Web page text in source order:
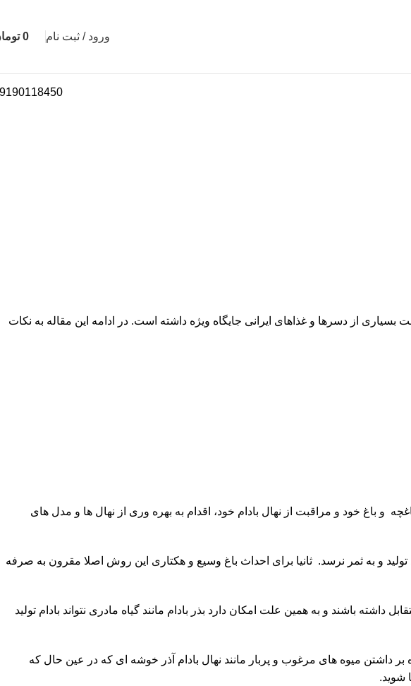
ورود / ثبت نام 0
از دسرها و غذاهای ایرانی جایگاه ویژه داشته است. در ادامه این مقاله به نکات
و باغ خود و مراقبت از نهال بادام خود، اقدام به بهره وری از نهال ها و مدل های
و به ثمر نرسد. ثانیا برای احداث باغ وسیع و هکتاری این روش اصلا مقرون به صرفه
باشند و به همین علت امکان دارد بذر بادام مانند گیاه مادری نتواند بادام تولید
بر داشتن میوه های مرغوب و پربار مانند نهال بادام آذر خوشه ای که در عین حال که
شوید.